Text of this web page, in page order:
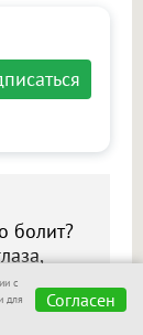
болит?
с
для
Согласен